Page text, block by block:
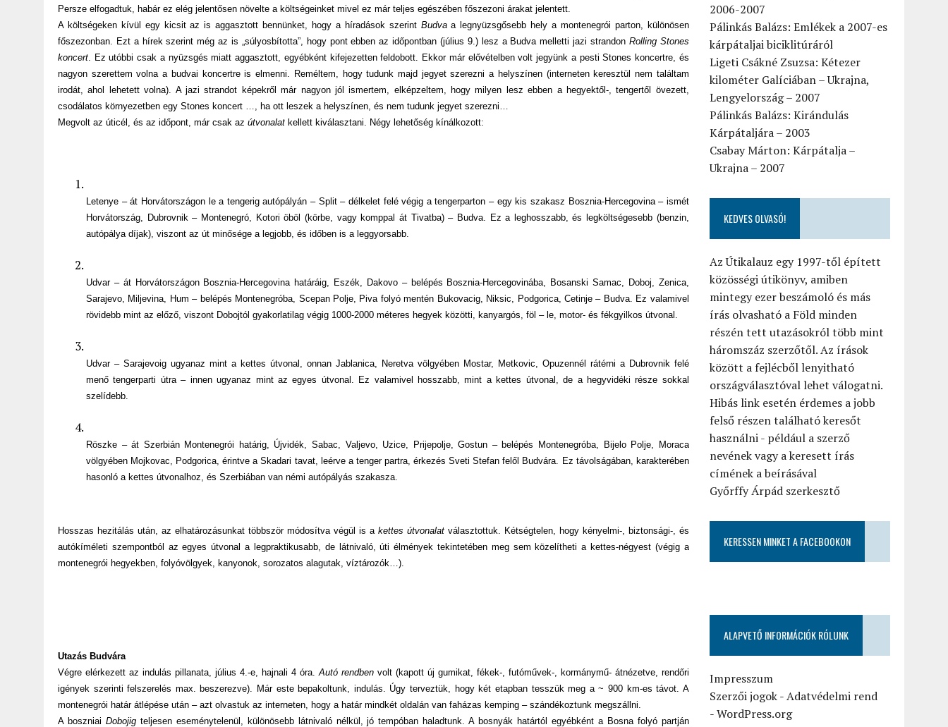
Persze elfogadtuk, habár ez elég jelentősen növelte a költségeinket mivel ez már teljes egészében főszezoni árakat jelentett.
A költségeken kívül egy kicsit az is aggasztott bennünket, hogy a híradások szerint Budvaa legnyüzsgősebb hely a montenegrói parton, különösen
főszezonban. Ezt a hírek szerint még az is „súlyosbította”, hogy pont ebben az időpontban (július 9.) lesz a Budva melletti jazi strandon Rolling Stones
koncert. Ez utóbbi csak a nyüzsgés miatt aggasztott, egyébként kifejezetten feldobott. Ekkor már elővételben volt jegyünk a pesti Stones koncertre, és
nagyon szerettem volna a budvai koncertre is elmenni. Reméltem, hogy tudunk majd jegyet szerezni a helyszínen (interneten keresztül nem találtam
irodát, ahol lehetett volna). A jazi strandot képekről már nagyon jól ismertem, elképzeltem, hogy milyen lesz ebben a hegyektől-, tengertől övezett,
csodálatos környezetben egy Stones koncert …, ha ott leszek a helyszínen, és nem tudunk jegyet szerezni…
Megvolt az úticél, és az időpont, már csak az útvonalat kellett kiválasztani. Négy lehetőség kínálkozott:
Letenye – át Horvátországon le a tengerig autópályán – Split – délkelet felé végig a tengerparton – egy kis szakasz Bosznia-Hercegovina – ismét
Horvátország, Dubrovnik – Montenegró, Kotori öböl (körbe, vagy komppal át Tivatba) – Budva. Ez a leghosszabb, és legköltségesebb (benzin,
autópálya díjak), viszont az út minősége a legjobb, és időben is a leggyorsabb.
Udvar – át Horvátországon Bosznia-Hercegovina határáig, Eszék, Dakovo – belépés Bosznia-Hercegovinába, Bosanski Samac, Doboj, Zenica,
Sarajevo, Miljevina, Hum – belépés Montenegróba, Scepan Polje, Piva folyó mentén Bukovacig, Niksic, Podgorica, Cetinje – Budva. Ez valamivel
rövidebb mint az előző, viszont Dobojtól gyakorlatilag végig 1000-2000 méteres hegyek közötti, kanyargós, föl – le, motor- és fékgyilkos útvonal.
Udvar – Sarajevoig ugyanaz mint a kettes útvonal, onnan Jablanica, Neretva völgyében Mostar, Metkovic, Opuzennél rátérni a Dubrovnik felé
menő tengerparti útra – innen ugyanaz mint az egyes útvonal. Ez valamivel hosszabb, mint a kettes útvonal, de a hegyvidéki része sokkal
szelídebb.
Röszke – át Szerbián Montenegrói határig, Újvidék, Sabac, Valjevo, Uzice, Prijepolje, Gostun – belépés Montenegróba, Bijelo Polje, Moraca
völgyében Mojkovac, Podgorica, érintve a Skadari tavat, leérve a tenger partra, érkezés Sveti Stefan felől Budvára. Ez távolságában, karakterében
hasonló a kettes útvonalhoz, és Szerbiában van némi autópályás szakasza.
Hosszas hezitálás után, az elhatározásunkat többször módosítva végül is akettes útvonalatválasztottuk. Kétségtelen, hogy kényelmi-, biztonsági-, és
autókíméleti szempontból az egyes útvonal a legpraktikusabb, de látnivaló, úti élmények tekintetében meg sem közelítheti a kettes-négyest (végig a
montenegrói hegyekben, folyóvölgyek, kanyonok, sorozatos alagutak, víztározók…).
Utazás Budvára
Végre elérkezett az indulás pillanata, július 4.-e, hajnali 4 óra.Autó rendbenvolt (kapott új gumikat, fékek-, futóművek-, kormánymű- átnézetve, rendőri
igények szerinti felszerelés max. beszerezve). Már este bepakoltunk, indulás. Úgy terveztük, hogy két etapban tesszük meg a ~ 900 km-es távot. A
montenegrói határ átlépése után – azt olvastuk az interneten, hogy a határ mindkét oldalán van faházas kemping – szándékoztunk megszállni.
A boszniai Dobojigteljesen eseménytelenül, különösebb látnivaló nélkül, jó tempóban haladtunk. A bosnyák határtól egyébként a Bosna folyó partján
2006-2007
Pálinkás Balázs: Emlékek a 2007-es
kárpátaljai biciklitúráról
Ligeti Csákné Zsuzsa: Kétezer
kilométer Galíciában – Ukrajna,
Lengyelország – 2007
Pálinkás Balázs: Kirándulás
Kárpátaljára – 2003
Csabay Márton: Kárpátalja –
Ukrajna – 2007
KEDVES OLVASÓ!
Az Útikalauz egy 1997-től épített
közösségi útikönyv, amiben
mintegy ezer beszámoló és más
írás olvasható a Föld minden
részén tett utazásokról több mint
háromszáz szerzőtől. Az írások
között a fejlécből lenyitható
országválasztóval lehet válogatni.
Hibás link esetén érdemes a jobb
felső részen található keresőt
használni - például a szerző
nevének vagy a keresett írás
címének a beírásával
Győrffy Árpád szerkesztő
KERESSEN MINKET A FACEBOOKON
ALAPVETŐ INFORMÁCIÓK RÓLUNK
Impresszum
Szerzői jogok-Adatvédelmi rend
-WordPress.org